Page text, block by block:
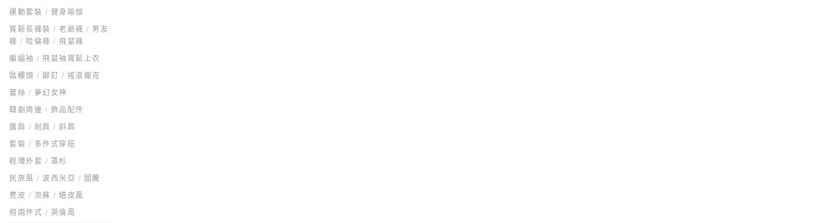
運動套裝 / 健身瑜伽
寬鬆長褲裝 / 老爺褲 / 男友
褲 / 哈倫褲 / 飛鼠褲
蝙蝠袖 / 飛鼠袖寬鬆上衣
骷髏頭 / 鉚釘 / 搖滾龐克
蕾絲 / 夢幻女神
韓劇周邊．飾品配件
露肩 / 削肩 / 斜肩
套裝 / 多件式穿搭
輕薄外套 / 罩杉
民族風 / 波西米亞 / 圖騰
麂皮 / 流蘇 / 嬉皮風
假兩件式 / 英倫風